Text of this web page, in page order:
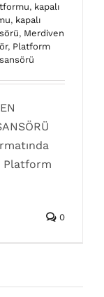
, kapalı
, kapalı
, Merdiven
, Platform
Platform
0